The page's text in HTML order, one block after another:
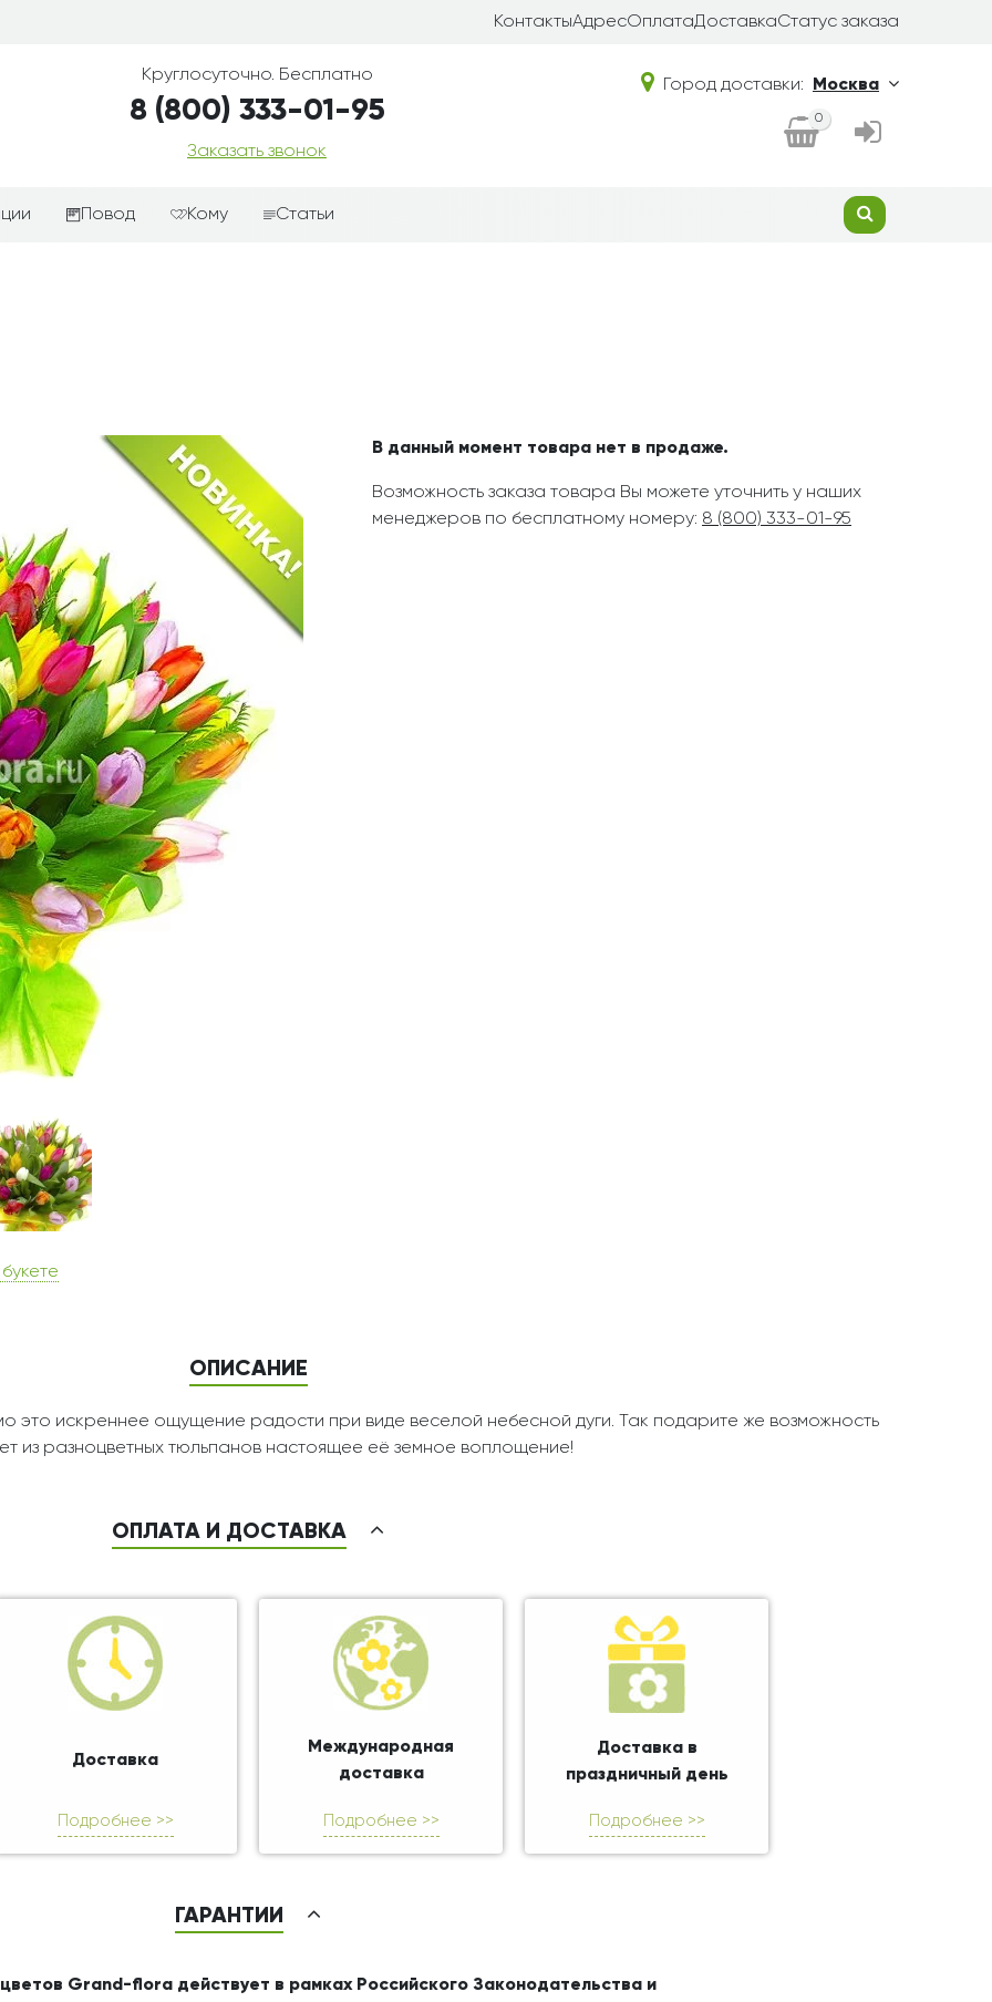
КонтактыАдресОплатаДоставкаСтатус заказа
Круглосуточно. Бесплатно
8 (800) 333-01-95
Заказать звонок
Город доставки: Москва
0
Повод
Любовь
Просто так
Свидание
Спасибо!
Юбилей
Кому
Папе
Ребенку
Подруге
Сестре
Коллеге
Бабушке
Дедушке
Статьи
В данный момент товара нет в продаже.
Возможность заказа товара Вы можете уточнить у наших
менеджеров по бесплатному номеру: 8 (800) 333-01-95
ОПИСАНИЕ
это искреннее ощущение радости при виде веселой небесной дуги. Так подарите же возможность
из разноцветных тюльпанов настоящее её земное воплощение!
ОПЛАТА И ДОСТАВКА
Доставка
Подробнее >>
Международная
доставка
Подробнее >>
Доставка в
праздничный день
Подробнее >>
ГАРАНТИИ
Grand-flora действует в рамках Российского Законодательства и